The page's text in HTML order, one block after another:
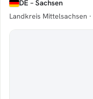
DE – Sachsen
Landkreis Mittelsachsen ·